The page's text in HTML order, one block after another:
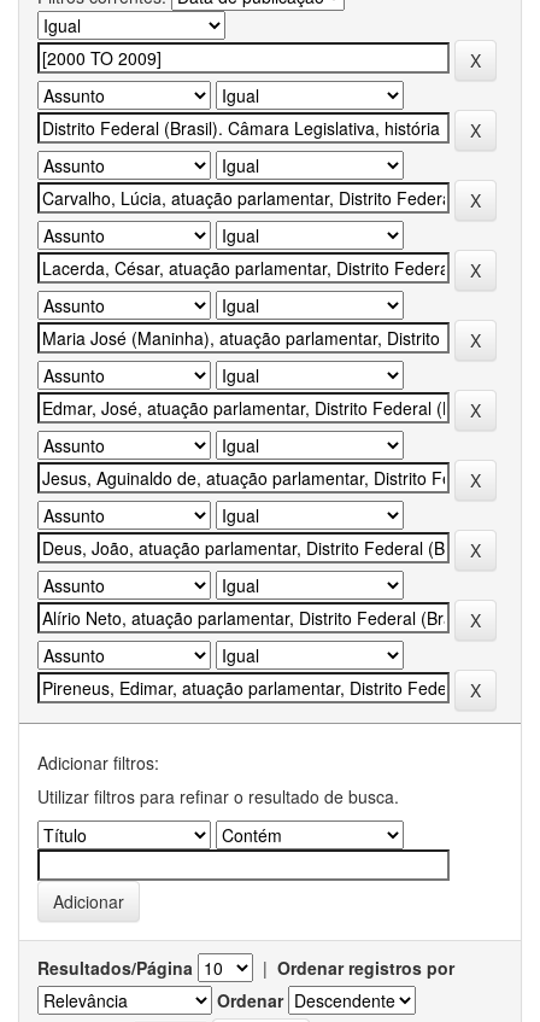
Adicionar filtros:
Utilizar filtros para refinar o resultado de busca.
Resultados/Página | Ordenar registros por
Ordenar